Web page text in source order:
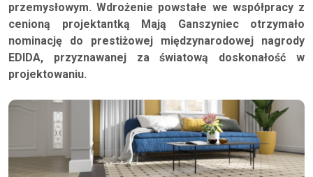
przemysłowym. Wdrożenie powstałe we współpracy z
cenioną projektantką Mają Ganszyniec otrzymało
nominację do prestiżowej międzynarodowej nagrody
EDIDA, przyznawanej za światową doskonałość w
projektowaniu.